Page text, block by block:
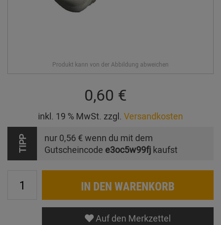
0,60 €
inkl. 19 % MwSt. zzgl. Versandkosten
TIPP nur 0,56 € wenn du mit dem
Gutscheincode e3oc5w99fj kaufst
IN DEN WARENKORB
Auf den Merkzettel